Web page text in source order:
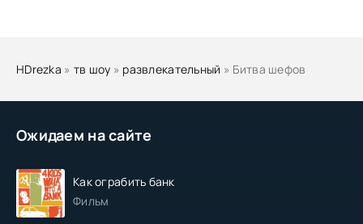
Ожидаем на сайте
Как ограбить банк
Фильм
HDrezka » тв шоу » развлекательный » Битва шефов